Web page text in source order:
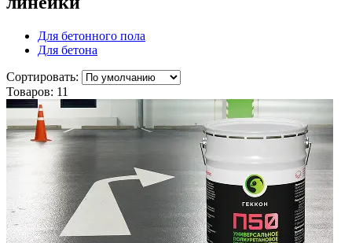
Для бетонного пола
Для бетона
Сортировать:
Товаров: 11